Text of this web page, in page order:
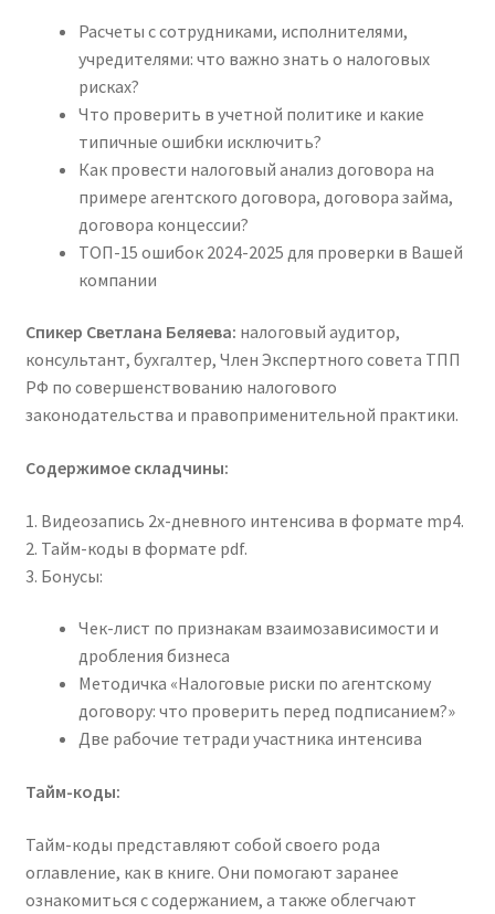
Расчеты с сотрудниками, исполнителями,
учредителями: что важно знать о налоговых
рисках?
Что проверить в учетной политике и какие
типичные ошибки исключить?
Как провести налоговый анализ договора на
примере агентского договора, договора займа,
договора концессии?
ТОП-15 ошибок 2024-2025 для проверки в Вашей
компании
Спикер Светлана Беляева: налоговый аудитор,
консультант, бухгалтер, Член Экспертного совета ТПП
РФ по совершенствованию налогового
законодательства и правоприменительной практики.
Содержимое складчины:
1. Видеозапись 2х-дневного интенсива в формате mp4.
2. Тайм-коды в формате pdf.
3. Бонусы:
Чек-лист по признакам взаимозависимости и
дробления бизнеса
Методичка «Налоговые риски по агентскому
договору: что проверить перед подписанием?»
Две рабочие тетради участника интенсива
Тайм-коды:
Тайм-коды представляют собой своего рода
оглавление, как в книге. Они помогают заранее
ознакомиться с содержанием, а также облегчают